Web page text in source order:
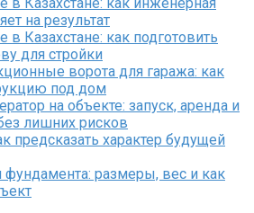
в Казахстане: как инженерная
на результат
в Казахстане: как подготовить
для стройки
ворота для гаража: как
под дом
на объекте: запуск, аренда и
лишних рисков
предсказать характер будущей
размеры, вес и как